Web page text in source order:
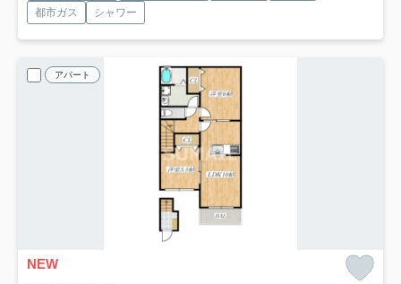
都市ガス
シャワー
アパート
NEW